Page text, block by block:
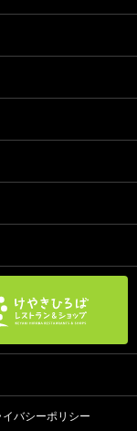
イバシーポリシー